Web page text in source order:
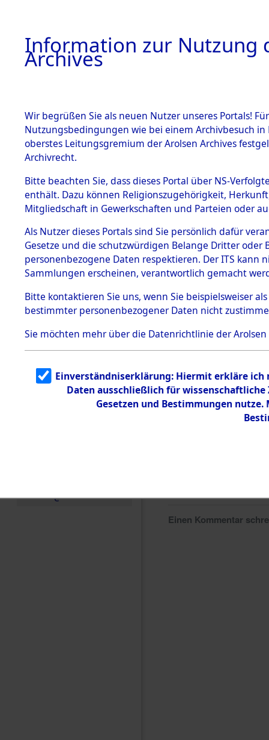
BESTÄNDE
1.
mente
5. Verschiedenes
5.3
Todesmärsche
5.3.1 Alliierte
Erhebungen
zu
Todesmärsch
en
5.3.2
g
5.3.3
Todesmärsch
e
Einen Kommentar
Information zur Nutzung
Archives
Wir begrüßen Sie als neuen Nutzer unseres Portals!
Nutzungsbedingungen wie bei einem Archivbesuch
oberstes Leitungsgremium der Arolsen Archives
Archivrecht.
Bitte beachten Sie, dass dieses Portal über NS-
enthält. Dazu können Religionszugehörigkeit,
Mitgliedschaft in Gewerkschaften und Parteien oder
Als Nutzer dieses Portals sind Sie persönlich dafür
Gesetze und die schutzwürdigen Belange Dritter
personenbezogene Daten respektieren. Der ITS
Sammlungen erscheinen, verantwortlich gemacht
Bitte kontaktieren Sie uns, wenn Sie beispielsweiser
bestimmter personenbezogener Daten nicht
Sie möchten mehr über die Datenrichtlinie der Arolsen
Einverständniserklärung: Hiermit erkläre ich
Daten ausschließlich für
Gesetzen und Bestimmungen